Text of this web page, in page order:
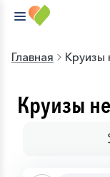
Главная Круизы
Круизы